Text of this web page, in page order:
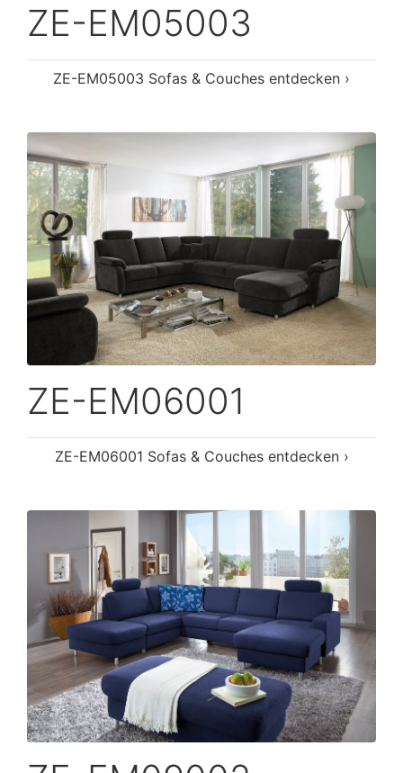
ZE-EM05003
ZE-EM05003 Sofas & Couches entdecken ›
ZE-EM06001
ZE-EM06001 Sofas & Couches entdecken ›